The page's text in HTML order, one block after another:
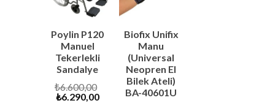
Poylin P120
Manuel
Tekerlekli
Sandalye
₺6.600,00
Original
price
₺6.290,00Current
Biofix Unifix
Manu
(Universal
Neopren El
Bilek Ateli)
BA-40601U